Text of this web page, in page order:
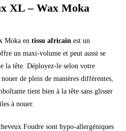
XL – Wax Moka
Moka en tissu africain est un
un maxi-volume et peut aussi se
la tête. Déployez-le selon votre
de plein de manières différentes,
tient bien à la tête sans glisser
à nouer.
Foudre sont hypo-allergéniques